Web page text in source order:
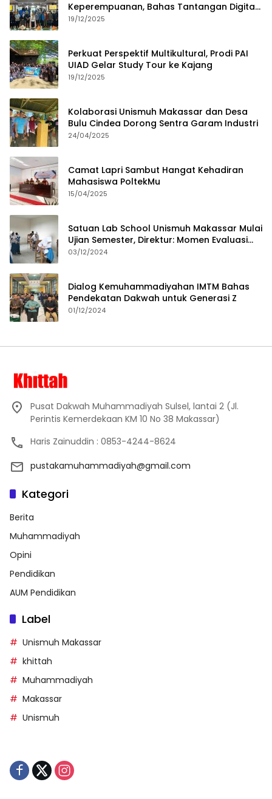
Keperempuanan, Bahas Tantangan Digital
dan Budaya Lokal
19/12/2025
Perkuat Perspektif Multikultural, Prodi PAI
UIAD Gelar Study Tour ke Kajang
19/12/2025
Kolaborasi Unismuh Makassar dan Desa
Bulu Cindea Dorong Sentra Garam Industri
24/04/2025
Camat Lapri Sambut Hangat Kehadiran
Mahasiswa PoltekMu
15/04/2025
Satuan Lab School Unismuh Makassar Mulai
Ujian Semester, Direktur: Momen Evaluasi
Proses Pembelajaran
03/12/2024
Dialog Kemuhammadiyahan IMTM Bahas
Pendekatan Dakwah untuk Generasi Z
01/12/2024
Pusat Dakwah Muhammadiyah Sulsel, lantai 2 (Jl.
Perintis Kemerdekaan KM 10 No 38 Makassar)
Haris Zainuddin : 0853-4244-8624
pustakamuhammadiyah@gmail.com
Kategori
Berita
Muhammadiyah
Opini
Pendidikan
AUM Pendidikan
Label
Unismuh Makassar
khittah
Muhammadiyah
Makassar
Unismuh